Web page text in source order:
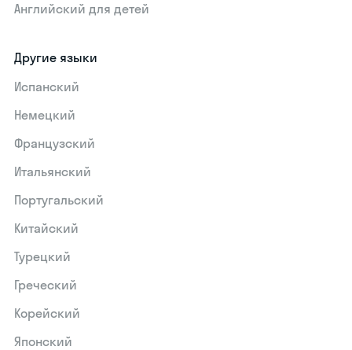
Английский для детей
Другие языки
Испанский
Немецкий
Французский
Итальянский
Португальский
Китайский
Турецкий
Греческий
Корейский
Японский